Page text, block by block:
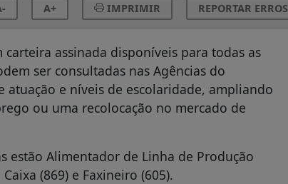
A+ IMPRIMIR REPORTAR ERROS
carteira assinada disponíveis para todas as
ser consultadas nas Agências do
e níveis de escolaridade, ampliando
ou uma recolocação no mercado de
estão Alimentador de Linha de Produção
(869) e Faxineiro (605).